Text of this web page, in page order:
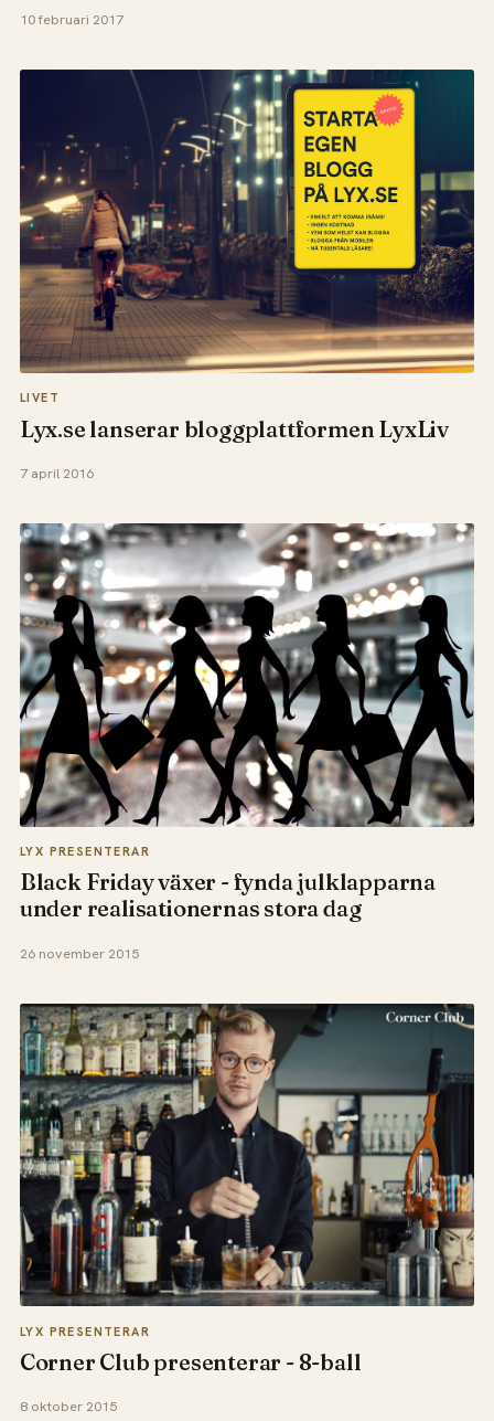
10 februari 2017
LIVET
Lyx.se lanserar bloggplattformen LyxLiv
7 april 2016
LYX PRESENTERAR
Black Friday växer - fynda julklapparna
under realisationernas stora dag
26 november 2015
LYX PRESENTERAR
Corner Club presenterar - 8-ball
8 oktober 2015